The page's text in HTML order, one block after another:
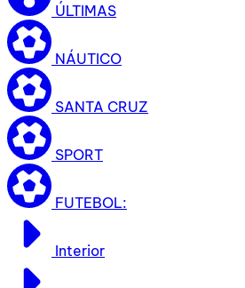
ÚLTIMAS
NÁUTICO
SANTA CRUZ
SPORT
FUTEBOL:
Interior